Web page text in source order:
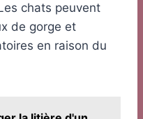
chats peuvent
de gorge et
en raison du